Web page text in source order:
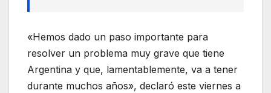
«Hemos dado un paso importante para
resolver un problema muy grave que tiene
Argentina y que, lamentablemente, va a tener
durante muchos años», declaró este viernes a